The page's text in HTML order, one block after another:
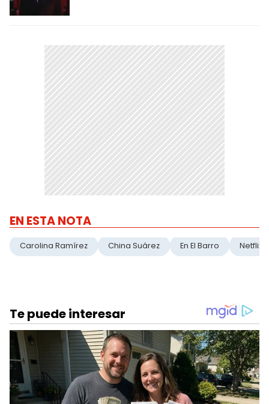
EN ESTA NOTA
Carolina Ramírez China Suárez En El Barro Netflix